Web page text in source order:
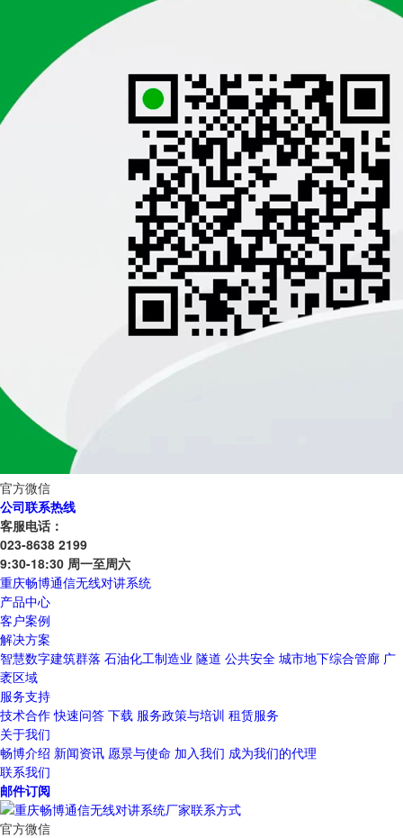
官方微信
公司联系热线
客服电话：
023-8638 2199
9:30-18:30 周一至周六
重庆畅博通信无线对讲系统
产品中心
客户案例
解决方案
智慧数字建筑群落 石油化工制造业 隧道 公共安全 城市地下综合管廊 广
袤区域
服务支持
技术合作 快速问答 下载 服务政策与培训 租赁服务
关于我们
畅博介绍 新闻资讯 愿景与使命 加入我们 成为我们的代理
联系我们
邮件订阅
官方微信